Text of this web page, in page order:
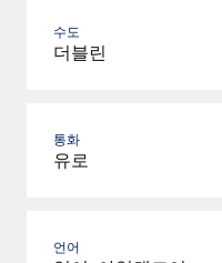
수도
더블린
통화
유로
언어